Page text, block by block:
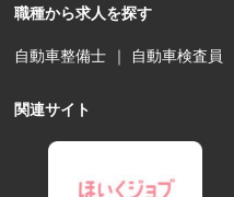
職種から求人を探す
自動車整備士 ｜ 自動車検査員
関連サイト